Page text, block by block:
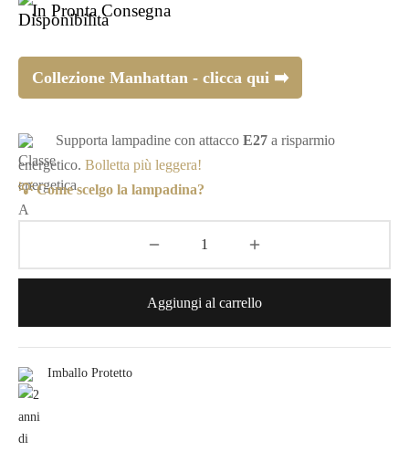
In Pronta Consegna
Collezione Manhattan - clicca qui ➡️
Supporta lampadine con attacco E27 a risparmio
energetico. Bolletta più leggera!
💡 Come scelgo la lampadina?
Aggiungi al carrello
Imballo Protetto